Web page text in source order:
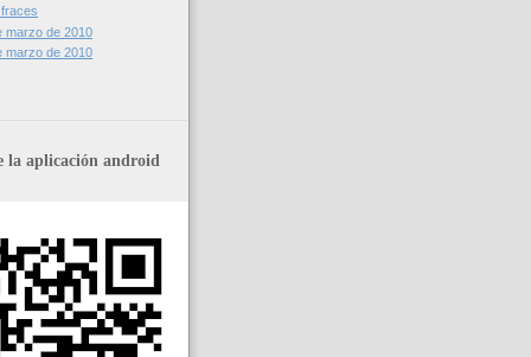
marzo de 2010
marzo de 2010
la aplicación android